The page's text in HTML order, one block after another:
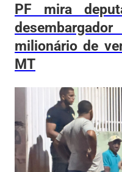
PF mira
milionário de
MT